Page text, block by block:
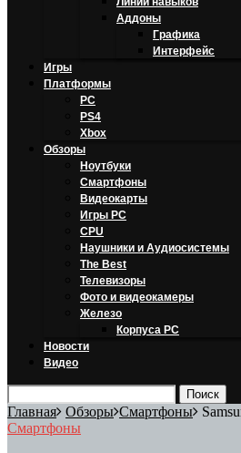
Аддоны
Графика
Интерфейс
Игры
Платформы
PC
PS4
Xbox
Обзоры
Ноутбуки
Смартфоны
Видеокарты
Игры PC
CPU
Наушники и Аудиосистемы
The Best
Телевизоры
Фото и видеокамеры
Железо
Корпуса PC
Новости
Видео
Главная Обзоры Смартфоны
Смартфоны